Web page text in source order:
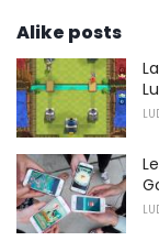
Alike posts